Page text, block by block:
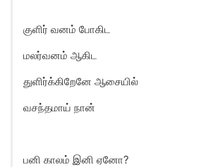
குளிர் வனம் போகிட
மலர்வனம் ஆகிட
துளிர்க்கிறேனே ஆசையில்
வசந்தமாய் நான்
பனி காலம் இனி ஏனோ?